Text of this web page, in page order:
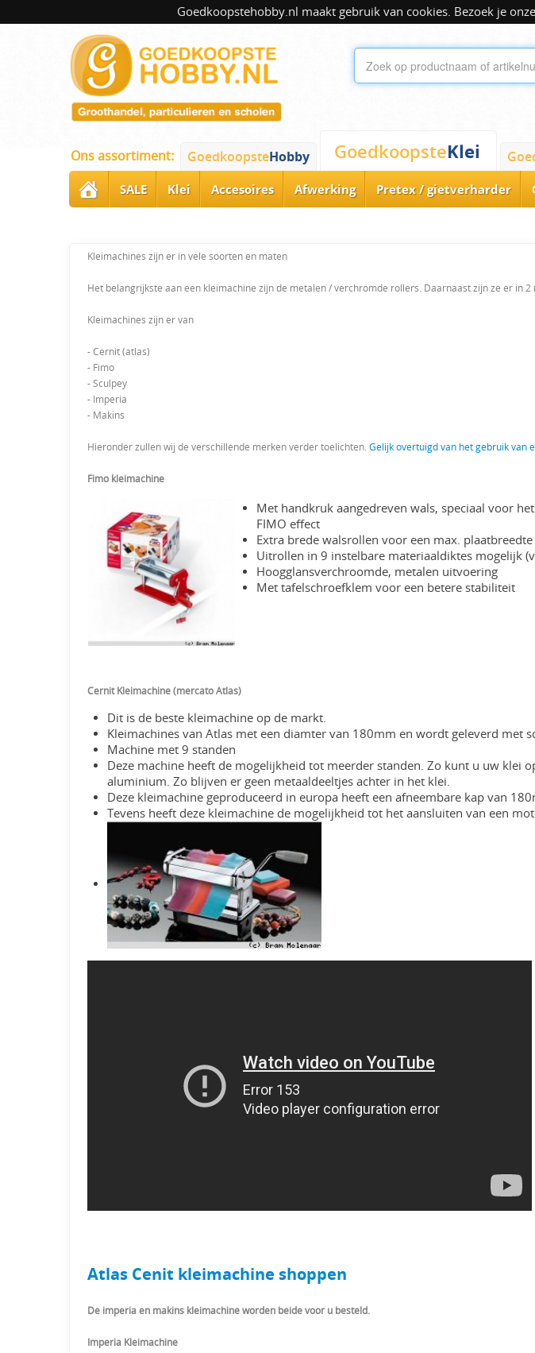
Goedkoopstehobby.nl maakt gebruik van cookies. Bezoek je
Ons assortiment: GoedkoopsteHobby GoedkoopsteKlei
SALE Klei Accesoires Afwerking Pretex / gietverharder
Kleimachines zijn er in vele soorten en maten
Het belangrijkste aan een kleimachine zijn de metalen / verchromde rollers. Daarnaast zijn ze er in
Kleimachines zijn er van
- Cernit (atlas)
- Fimo
- Sculpey
- Imperia
- Makins
Hieronder zullen wij de verschillende merken verder toelichten. Gelijk overtuigd van het gebruik van
Fimo kleimachine
Met handkruk aangedreven wals, speciaal voor
FIMO effect
Extra brede walsrollen voor een max.
Uitrollen in 9 instelbare materiaaldiktes mogelijk
Hoogglansverchroomde, metalen uitvoering
Met tafelschroefklem voor een betere stabiliteit
Cernit Kleimachine (mercato Atlas)
Dit is de beste kleimachine op de markt.
Kleimachines van Atlas met een diamter van 180mm en wordt geleverd met
Machine met 9 standen
Deze machine heeft de mogelijkheid tot meerder standen. Zo kunt u uw klei
aluminium. Zo blijven er geen metaaldeeltjes achter in het klei.
Deze kleimachine geproduceerd in europa heeft een afneembare kap van
Tevens heeft deze kleimachine de mogelijkheid tot het aansluiten van een
Atlas Cenit kleimachine shoppen
De imperia en makins kleimachine worden beide voor u besteld.
Imperia Kleimachine